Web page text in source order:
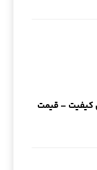
کیفیت – قیمت